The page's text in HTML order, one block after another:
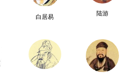
白居易
陆游